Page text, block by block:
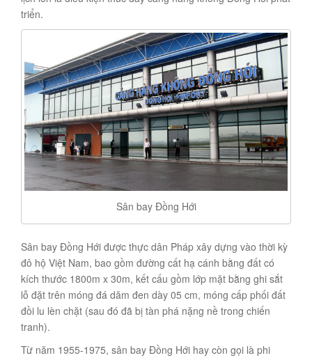
triển.
Sân bay Đồng Hới
Sân bay Đồng Hới được thực dân Pháp xây dựng vào thời kỳ
đô hộ Việt Nam, bao gồm đường cất hạ cánh bằng đất có
kích thước 1800m x 30m, kết cấu gồm lớp mặt bằng ghi sắt
lỗ đặt trên móng đá dăm đen dày 05 cm, móng cấp phối đất
đồi lu lèn chặt (sau đó đã bị tàn phá nặng nề trong chiến
tranh).
Từ năm 1955-1975, sân bay Đồng Hới hay còn gọi là phi